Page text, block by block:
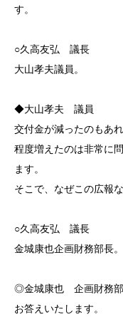
す。
○久高友弘 議長
大山孝夫議員。
◆大山孝夫 議員
交付金が減ったのもあ
程度増えたのは非常に
ます。
そこで、なぜこの広報
○久高友弘 議長
金城康也企画財務部長。
◎金城康也 企画財務
お答えいたします。